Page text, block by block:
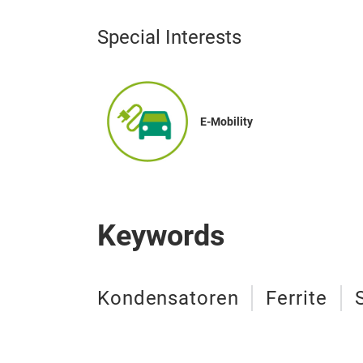
Special Interests
E-Mobility
Keywords
Kondensatoren Ferrite